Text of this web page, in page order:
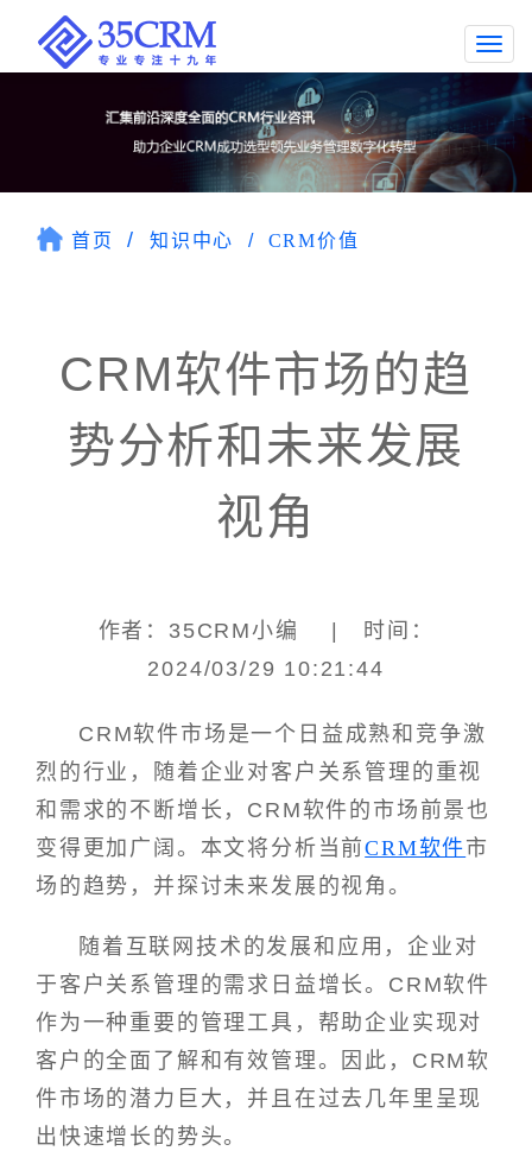
首页 知识中心 CRM价值
CRM软件市场的趋
势分析和未来发展
视角
作者：35CRM小编 | 时间：
2024/03/29 10:21:44
CRM软件市场是一个日益成熟和竞争激
烈的行业，随着企业对客户关系管理的重视
和需求的不断增长，CRM软件的市场前景也
变得更加广阔。本文将分析当前CRM软件市
场的趋势，并探讨未来发展的视角。
随着互联网技术的发展和应用，企业对
于客户关系管理的需求日益增长。CRM软件
作为一种重要的管理工具，帮助企业实现对
客户的全面了解和有效管理。因此，CRM软
件市场的潜力巨大，并且在过去几年里呈现
出快速增长的势头。